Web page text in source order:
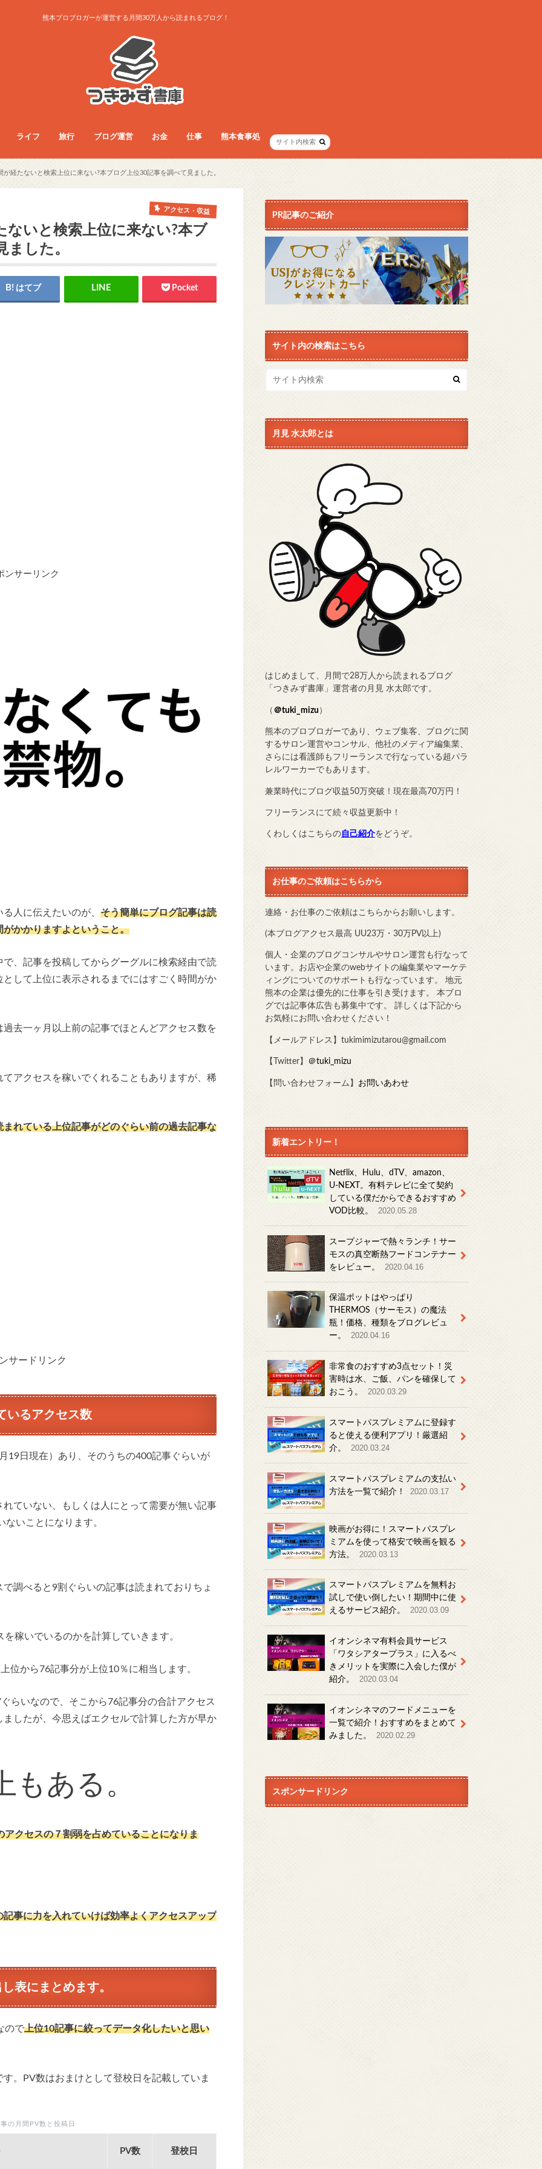
熊本プロブロガーが運営する月間30万人から読まれるブログ！
ライフ
ライフ
お得生活術
グッズレビュー
コラム
サービス
ダイエット
ファッション
フード
旅行
旅行総合
旅行術
旅行記
ブログ運営
ブログ運営
アクセス・収益
ノウハウ
お金
お金
フリーランス
副業
仕事
仕事総合
人間関係
仕事術
働き方
医療・看護師
熊本食事処
食事総合
モーニング
ランチ
夜ご飯
カフェ
居酒屋・BAR
パン屋
ラーメン
まとめ
が経たないと検索上位に来ない?本ブログ上位30記事を調べて見ました。
アクセス・収益
いと検索上位に来ない?本ブ
ました。
はてブ Pocket
ンサーリンク
人に伝えたいのが、 そう簡単にブログ記事は読
かかりますよということ。
、記事を投稿してからグーグルに検索経由で読
して上位に表示されるまでにはすごく時間がか
過去一ヶ月以上前の記事でほとんどアクセス数を
アクセスを稼いでくれることもありますが、稀
まれている上位記事がどのぐらい前の過去記事な
サードリンク
いるアクセス数
19日現在）あり、そのうちの400記事ぐらいが
ていない、もしくは人にとって需要が無い記事
いことになります。
調べると9割ぐらいの記事は読まれておりちょ
稼いでいるのかを計算していきます。
位から76記事分が上位10％に相当します。
らいなので、そこから76記事分の合計アクセス
したが、今思えばエクセルで計算した方が早か
もある。
クセスの７割弱を占めていることになりま
記事に力を入れていけば効率よくアクセスアップ
表にまとめます。
ので上位10記事に絞ってデータ化したいと思い
。PV数はおまけとして登校日を記載していま
の月間PV数と投稿日
PV数 登校日
PR記事のご紹介
サイト内の検索はこちら
月見 水太郎とは
はじめまして、月間で28万人から読まれるブログ
「つきみず書庫」運営者の月見 水太郎です。
（ ＠tuki_mizu ）
熊本のプロブロガーであり、ウェブ集客、ブログに関
するサロン運営やコンサル、他社のメディア編集業、
さらには看護師もフリーランスで行なっている超パラ
レルワーカーでもあります。
兼業時代にブログ収益50万突破！現在最高70万円！
フリーランスにて続々収益更新中！
くわしくはこちらの自己紹介をどうぞ。
お仕事のご依頼はこちらから
連絡・お仕事のご依頼はこちらからお願いします。
(本ブログアクセス最高 UU23万・30万PV以上)
個人・企業のブログコンサルやサロン運営も行なって
います。お店や企業のwebサイトの編集業やマーケテ
ィングについてのサポートも行なっています。 地元
熊本の企業は優先的に仕事を引き受けます。 本ブロ
グでは記事体広告も募集中です。 詳しくは下記から
お気軽にお問い合わせください！
【メールアドレス】tukimimizutarou@gmail.com
【Twitter】 ＠tuki_mizu
【問い合わせフォーム】 お問いあわせ
新着エントリー！
Netflix、Hulu、dTV、amazon、
U-NEXT。有料テレビに全て契約
している僕だからできるおすすめ
VOD比較。
2020.05.28
スープジャーで熱々ランチ！サー
モスの真空断熱フードコンテナー
をレビュー。
2020.04.16
保温ポットはやっぱり
THERMOS（サーモス）の魔法
瓶！価格、種類をブログレビュ
ー。
2020.04.16
非常食のおすすめ3点セット！災
害時は水、ご飯、パンを確保して
おこう。
2020.03.29
スマートパスプレミアムに登録す
ると使える便利アプリ！厳選紹
介。
2020.03.24
スマートパスプレミアムの支払い
方法を一覧で紹介！
2020.03.17
映画がお得に！スマートパスプレ
ミアムを使って格安で映画を観る
方法。
2020.03.13
スマートパスプレミアムを無料お
試しで使い倒したい！期間中に使
えるサービス紹介。
2020.03.09
イオンシネマ有料会員サービス
「ワタシアタープラス」に入るべ
きメリットを実際に入会した僕が
紹介。
2020.03.04
イオンシネマのフードメニューを
一覧で紹介！おすすめをまとめて
みました。
2020.02.29
スポンサードリンク